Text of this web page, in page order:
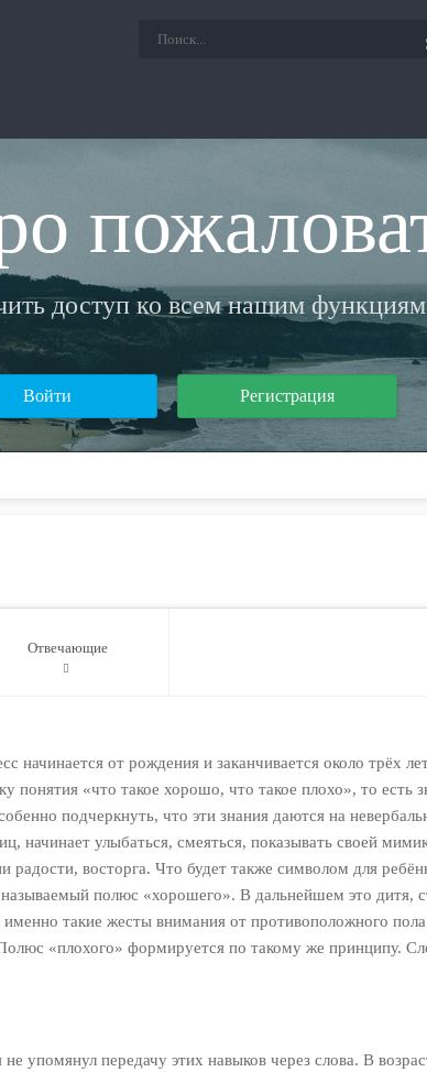
доступ ко всем нашим
Войти Регистрация
Отвечающие
начинается от рождения и заканчивается около трёх
понятия «что такое хорошо, что такое плохо», то есть
подчеркнуть, что эти знания даются на
начинает улыбаться, смеяться, показывать своей
восторга. Что будет также символом для
полюс «хорошего». В дальнейшем это дитя,
именно такие жесты внимания от противоположного
«плохого» формируется по такому же принципу.
упомянул передачу этих навыков через слова. В